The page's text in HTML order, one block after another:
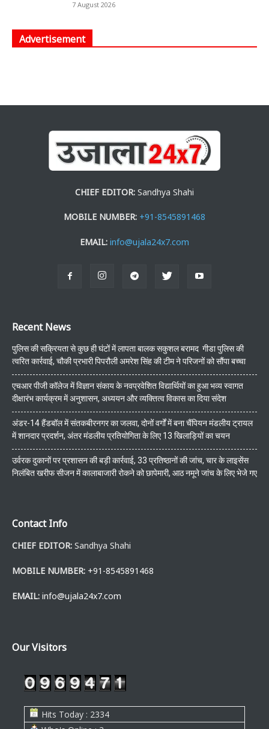
7 August 2026
Advertisement
CHIEF EDITOR: Sandhya Shahi
MOBILE NUMBER: +91-8545891468
EMAIL: info@ujala24x7.com
Recent News
पुलिस की सक्रियता से कुछ ही घंटों में लापता बालक सकुशल बरामद गीडा पुलिस की
त्वरित कार्रवाई, चौकी प्रभारी पिपरौली अमरेश सिंह की टीम ने परिजनों को सौंपा बच्चा
एचआर पीजी कॉलेज में विज्ञान संकाय के नवप्रवेशित विद्यार्थियों का हुआ भव्य स्वागत
दीक्षारंभ कार्यक्रम में अनुशासन, अध्ययन और व्यक्तित्व विकास का दिया संदेश
अंडर-14 हैंडबॉल में संतकबीरनगर का जलवा, दोनों वर्गों में बना चैंपियन मंडलीय ट्रायल
में शानदार प्रदर्शन, अंतर मंडलीय प्रतियोगिता के लिए 13 खिलाड़ियों का चयन
उर्वरक दुकानों पर प्रशासन की बड़ी कार्रवाई, 33 प्रतिष्ठानों की जांच, चार के लाइसेंस
निलंबित खरीफ सीजन में कालाबाजारी रोकने को छापेमारी, आठ नमूने जांच के लिए भेजे गए
Contact Info
CHIEF EDITOR: Sandhya Shahi
MOBILE NUMBER: +91-8545891468
EMAIL: info@ujala24x7.com
Our Visitors
Hits Today : 2334